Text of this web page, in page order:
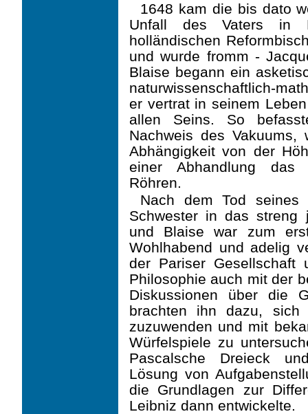
1648 kam die bis dato
Unfall des Vaters in
holländischen
und wurde fromm -
Blaise begann ein
naturwissenschaftlich-
er vertrat in seinem
allen Seins. So
Nachweis des
Abhängigkeit von der
einer Abhandlung das
Röhren.
Nach dem Tod seines
Schwester in das streng
und Blaise war zum
Wohlhabend und adelig
der Pariser
Philosophie auch mit der
Diskussionen über die
brachten ihn dazu, sich
zuzuwenden und mit
Würfelspiele zu
Pascalsche Dreieck
Lösung von
die Grundlagen zur
Leibniz dann entwickelte.